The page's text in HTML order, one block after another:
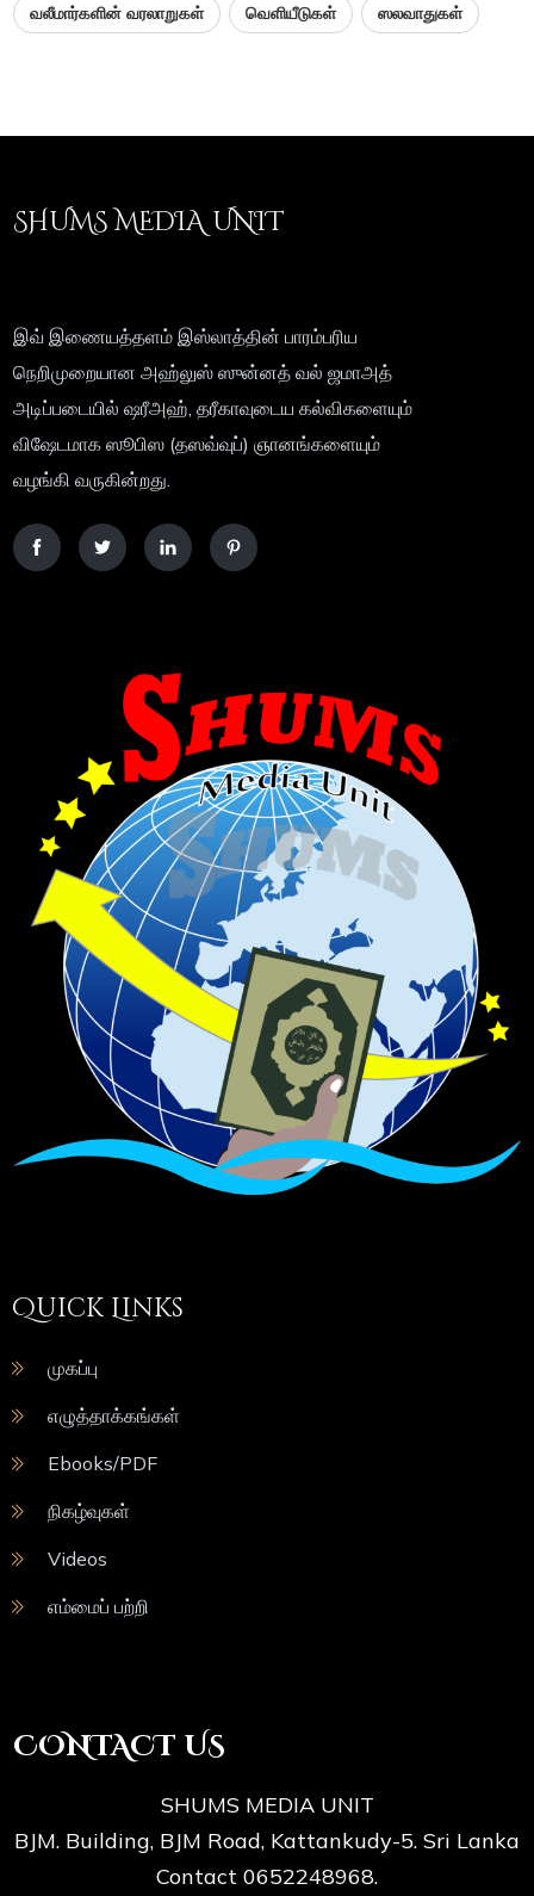
வலீமார்களின் வரலாறுகள் வெளியீடுகள் ஸலவாதுகள்
SHUMS MEDIA UNIT
இவ் இணையத்தளம் இஸ்லாத்தின் பாரம்பரிய
நெறிமுறையான அஹ்லுஸ் ஸுன்னத் வல் ஜமாஅத்
அடிப்படையில் ஷரீஅஹ், தரீகாவுடைய கல்விகளையும்
விஷேடமாக ஸூபிஸ (தஸவ்வுப்) ஞானங்களையும்
வழங்கி வருகின்றது.
Quick Links
முகப்பு
எழுத்தாக்கங்கள்
Ebooks/PDF
நிகழ்வுகள்
Videos
எம்மைப் பற்றி
CONTACT US
SHUMS MEDIA UNIT
BJM. Building, BJM Road, Kattankudy-5. Sri Lanka
Contact 0652248968.